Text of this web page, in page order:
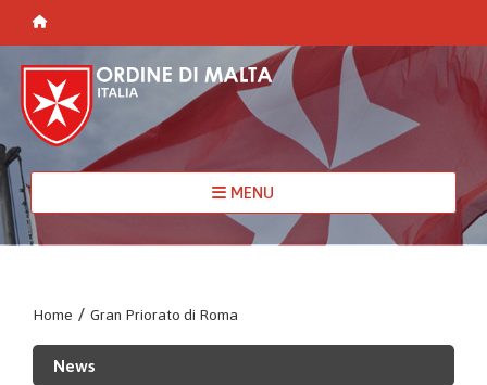
MENU
Home / Gran Priorato di Roma
News